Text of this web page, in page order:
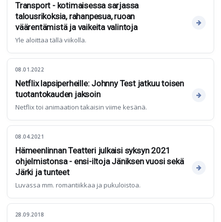
Transport - kotimaisessa sarjassa
talousrikoksia, rahanpesua, ruoan
väärentämistä ja vaikeita valintoja
Yle aloittaa tällä viikolla.
08.01.2022
Netflix lapsiperheille: Johnny Test jatkuu toisen
tuotantokauden jaksoin
Netflix toi animaation takaisin viime kesänä.
08.04.2021
Hämeenlinnan Teatteri julkaisi syksyn 2021
ohjelmistonsa - ensi-iltoja Jäniksen vuosi sekä
Järki ja tunteet
Luvassa mm. romantiikkaa ja pukuloistoa.
28.09.2018